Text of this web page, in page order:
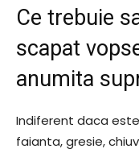
Ce trebuie
scapat
anumita
Indiferent daca
faianta, gresie,